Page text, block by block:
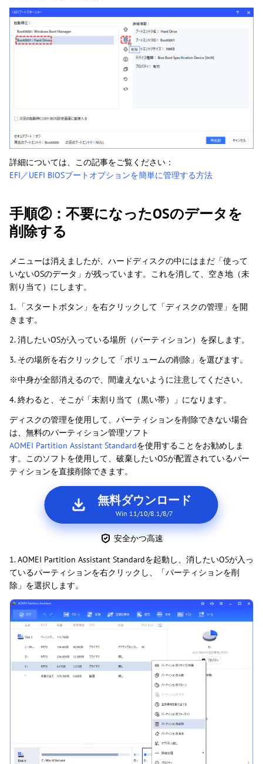
詳細については、この記事をご覧ください：
EFI／UEFI BIOSブートオプションを簡単に管理する方法
手順②：不要になったOSのデータを
削除する
メニューは消えましたが、ハードディスクの中にはまだ「使って
いないOSのデータ」が残っています。これを消して、空き地（未
割り当て）にします。
1. 「スタートボタン」を右クリックして「ディスクの管理」を開
きます。
2. 消したいOSが入っている場所（パーティション）を探します。
3. その場所を右クリックして「ボリュームの削除」を選びます。
※中身が全部消えるので、間違えないように注意してください。
4. 終わると、そこが「未割り当て（黒い帯）」になります。
ディスクの管理を使用して、パーティションを削除できない場合
は、無料のパーティション管理ソフト
AOMEI Partition Assistant Standardを使用することをお勧めしま
す。このソフトを使用して、破棄したいOSが配置されているパー
ティションを直接削除できます。
無料ダウンロード
Win 11/10/8.1/8/7
安全かつ高速
1. AOMEI Partition Assistant Standardを起動し、消したいOSが入っ
ているパーティションを右クリックし、「パーティションを削
除」を選択します。